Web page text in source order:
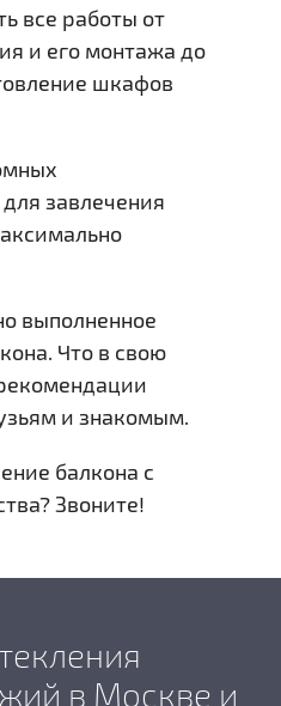
все работы от
и его монтажа до
шкафов
завлечения
выполненное
Что в свою
и знакомым.
балкона с
Звоните!
в Москве и